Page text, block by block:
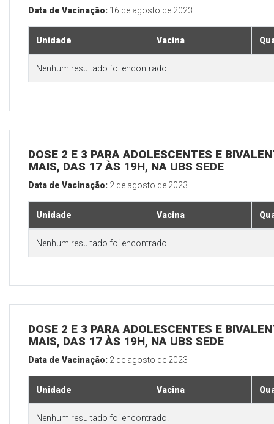
Data de Vacinação: 16 de agosto de 2023
Unidade Vacina
Nenhum resultado foi encontrado.
DOSE 2 E 3 PARA ADOLESCENTES E
MAIS, DAS 17 ÀS 19H, NA UBS SEDE
Data de Vacinação: 2 de agosto de 2023
Unidade Vacina
Nenhum resultado foi encontrado.
DOSE 2 E 3 PARA ADOLESCENTES E
MAIS, DAS 17 ÀS 19H, NA UBS SEDE
Data de Vacinação: 2 de agosto de 2023
Unidade Vacina
Nenhum resultado foi encontrado.